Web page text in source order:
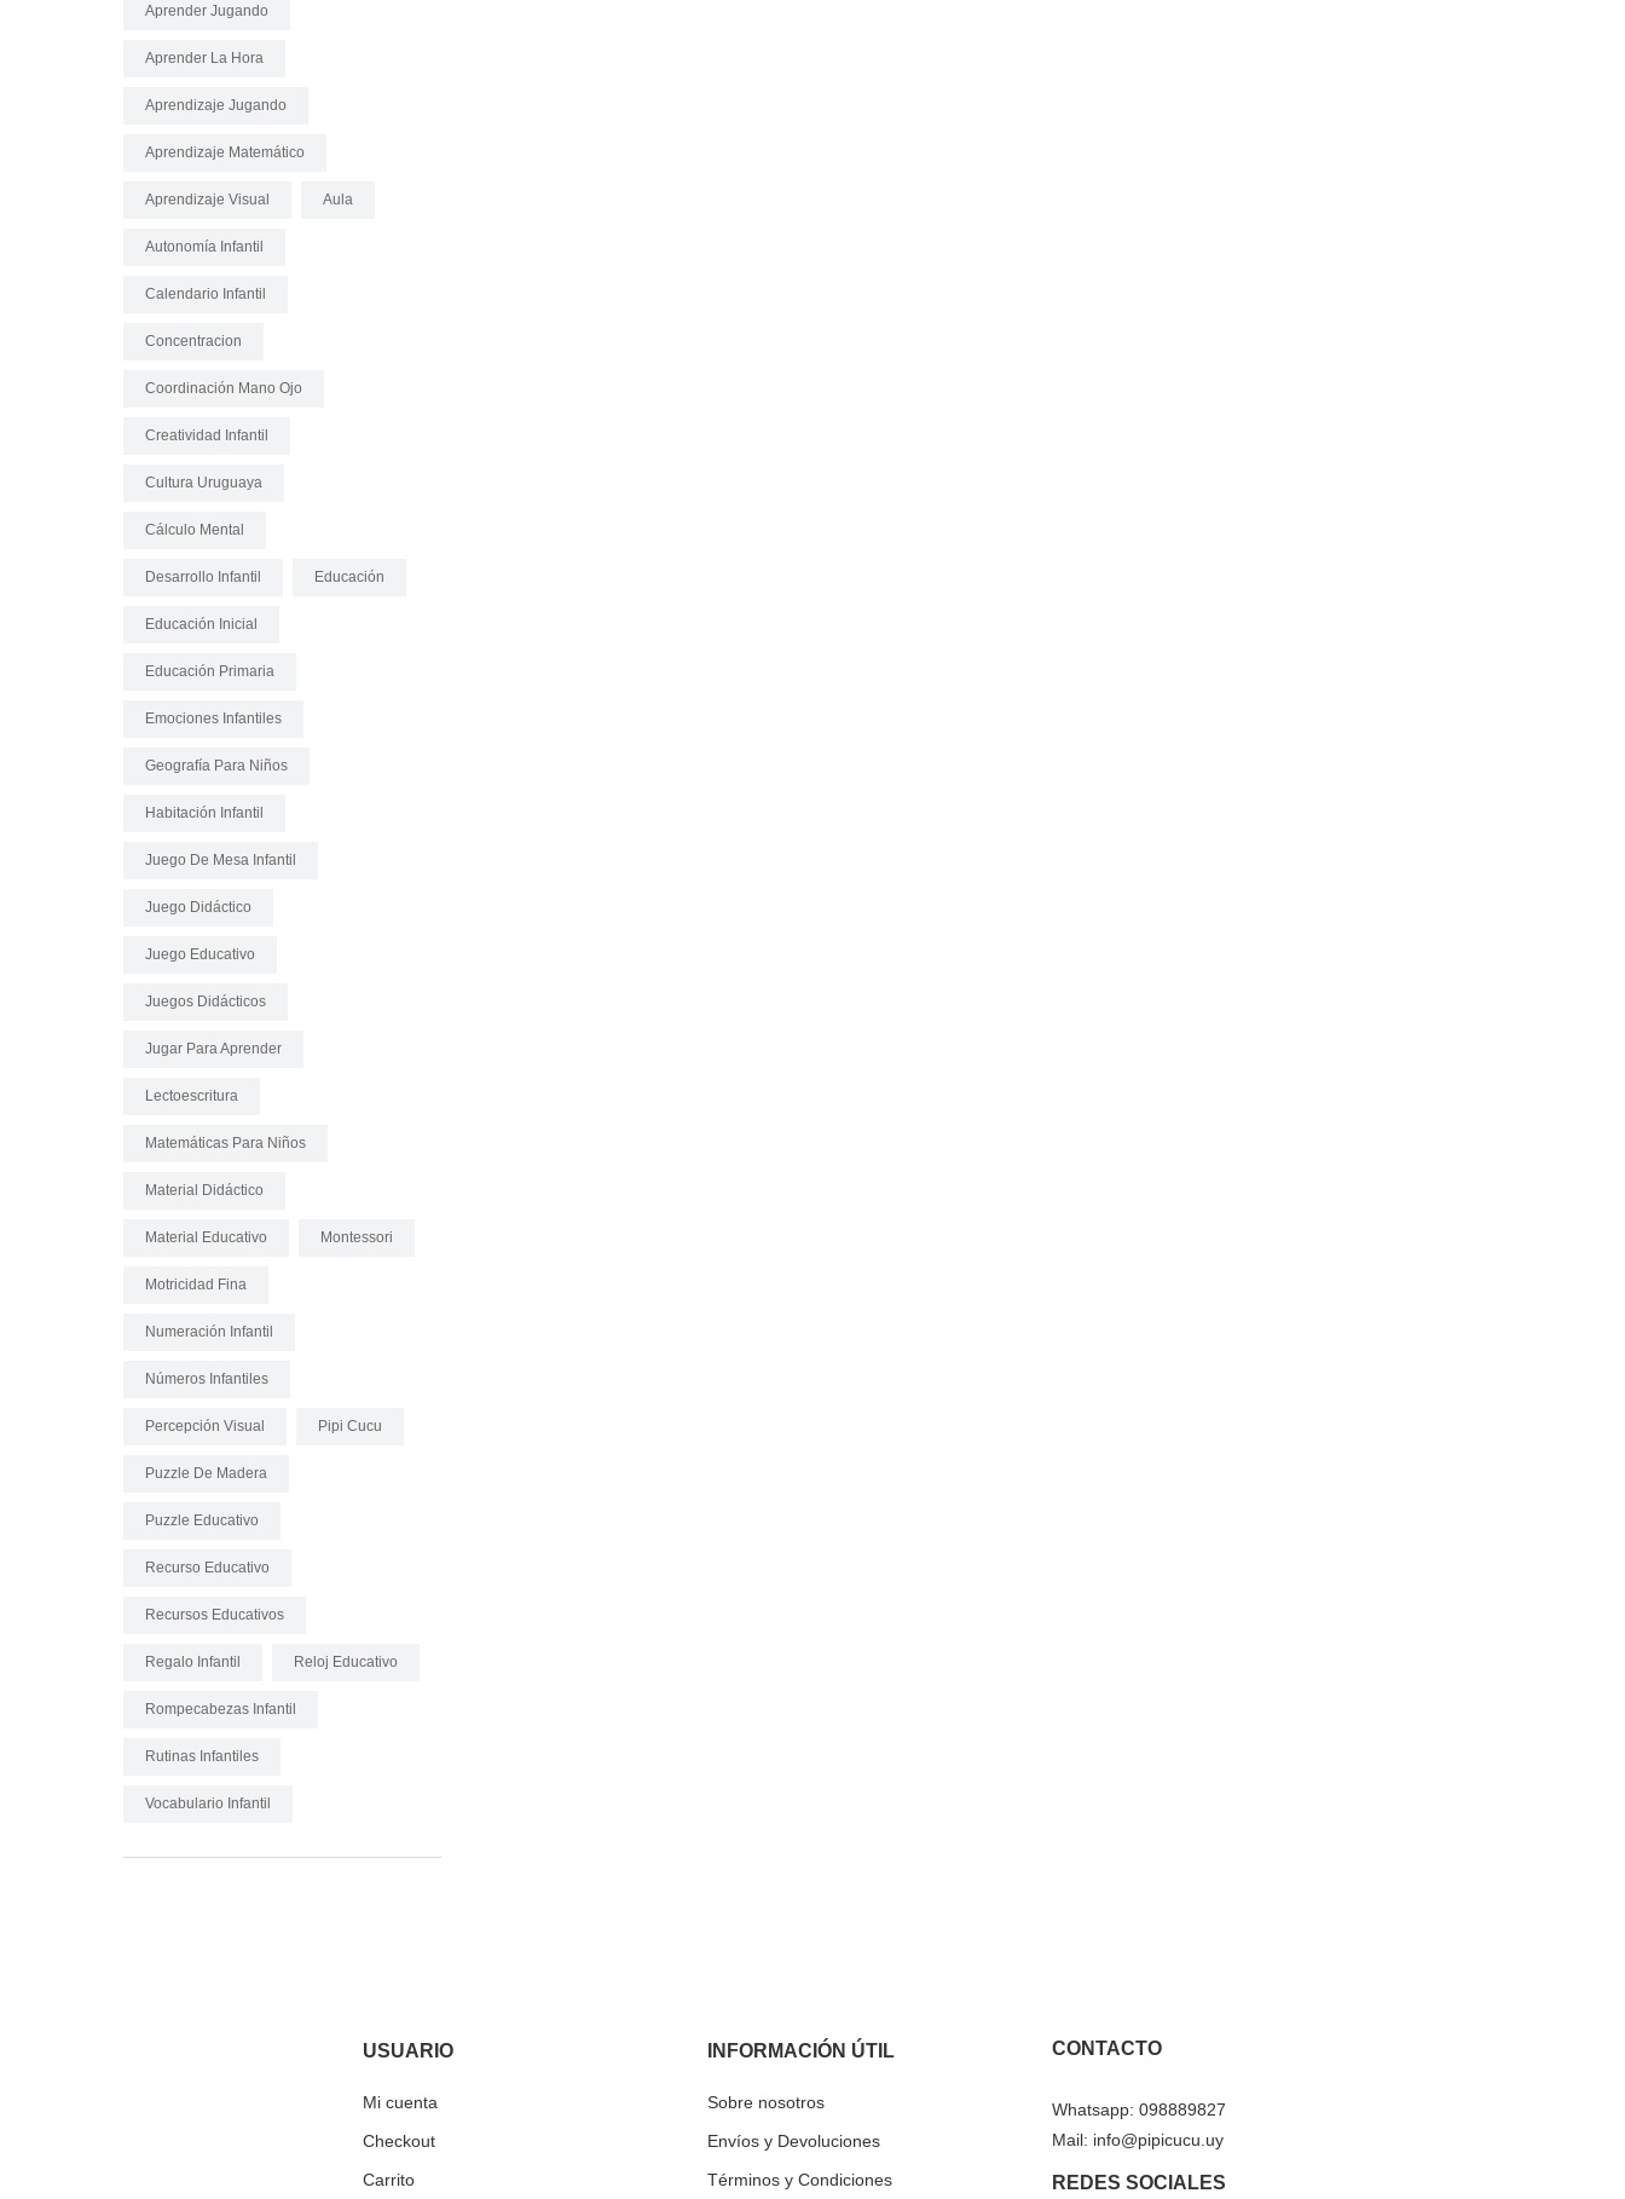
Aprender Jugando
Aprender La Hora
Aprendizaje Jugando
Aprendizaje Matemático
Aprendizaje Visual Aula
Autonomía Infantil
Calendario Infantil
Concentracion
Coordinación Mano Ojo
Creatividad Infantil
Cultura Uruguaya
Cálculo Mental
Desarrollo Infantil Educación
Educación Inicial
Educación Primaria
Emociones Infantiles
Geografía Para Niños
Habitación Infantil
Juego De Mesa Infantil
Juego Didáctico
Juego Educativo
Juegos Didácticos
Jugar Para Aprender
Lectoescritura
Matemáticas Para Niños
Material Didáctico
Material Educativo Montessori
Motricidad Fina
Numeración Infantil
Números Infantiles
Percepción Visual Pipi Cucu
Puzzle De Madera
Puzzle Educativo
Recurso Educativo
Recursos Educativos
Regalo Infantil Reloj Educativo
Rompecabezas Infantil
Rutinas Infantiles
Vocabulario Infantil
USUARIO
Mi cuenta
Checkout
Carrito
INFORMACIÓN ÚTIL
Sobre nosotros
Envíos y Devoluciones
Términos y Condiciones
CONTACTO
Whatsapp: 098889827
Mail: info@pipicucu.uy
REDES SOCIALES